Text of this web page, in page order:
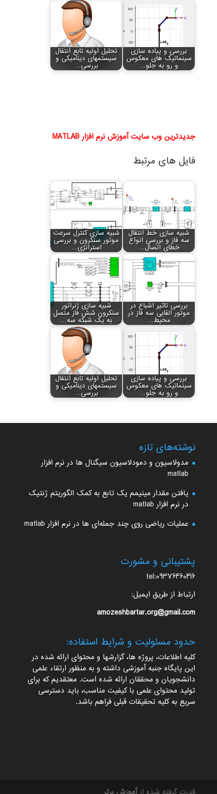
بررسی و پیاده سازی
سینماتیک های معکوس
و رو به جلو…
تحلیل اولیه تابع انتقال
سیستم‏های دینامیکی و
بررسی…
جدیدترین وب سایت آموزش نرم افزار MATLAB
فایل های مرتبط
شبیه سازی خط انتقال
سه فاز و بررسی انواع
خطای اتصال…
شبیه سازی کنترل سرعت
موتور سنکرون و بررسی
استراتژی…
بررسی تاثیر اشباع در
موتور القایی سه فاز در
محیط…
شبیه سازی ژنراتور
سنکرون شش فاز متصل
به یک شبکه سه…
بررسی و پیاده سازی
سینماتیک های معکوس
و رو به جلو…
تحلیل اولیه تابع انتقال
سیستم‏های دینامیکی و
بررسی…
نوشته‌های تازه
مدولاسیون و دمودلاسیون سیگنال ها در نرم افزار
matlab
یافتن مقدار مینیمم یک تابع به کمک الگوریتم ژنتیک
در نرم افزار matlab
عملیات ریاضی روی چند جمله‌ای ها در نرم افزار matlab
پشتیبانی و مشورت
tel:09376460416
ارتباط از طریق ایمیل:
amozeshbartar.org@gmail.com
حدود مسئولیت و شرایط استفاده:
کلیه اطلاعات، پروژه ها، گزارشها و محتوای ارائه شده در
این پایگاه جنبه آموزشی داشته و به منظور ارتقاء علمی
دانشجویان و محققان ارائه شده است. معتقدیم که برای
تولید محتوای علمی با کیفیت مناسب، باید دسترسی
سریع به کلیه تحقیقات قبلی فراهم باشد.